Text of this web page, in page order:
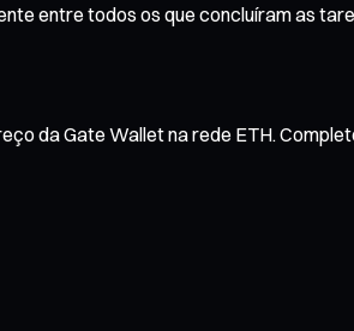
entre todos os que concluíram as
da Gate Wallet na rede ETH.